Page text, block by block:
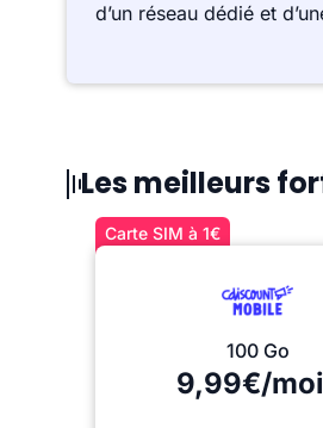
d’un réseau dédié et
Les meilleurs
Carte SIM à 1€
100 Go
9,99€/